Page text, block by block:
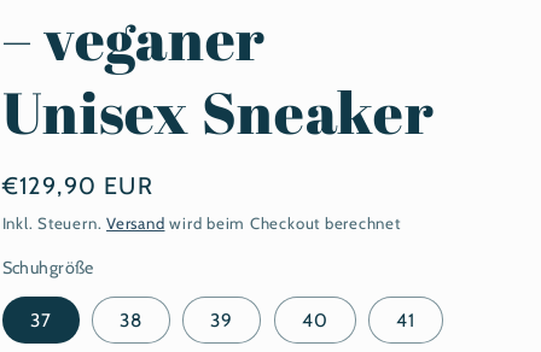
– veganer
Unisex Sneaker
Normaler
Preis
€129,90 EUR
Inkl. Steuern.Versand wird beim Checkout berechnet
Schuhgröße
37 38 39 40 41